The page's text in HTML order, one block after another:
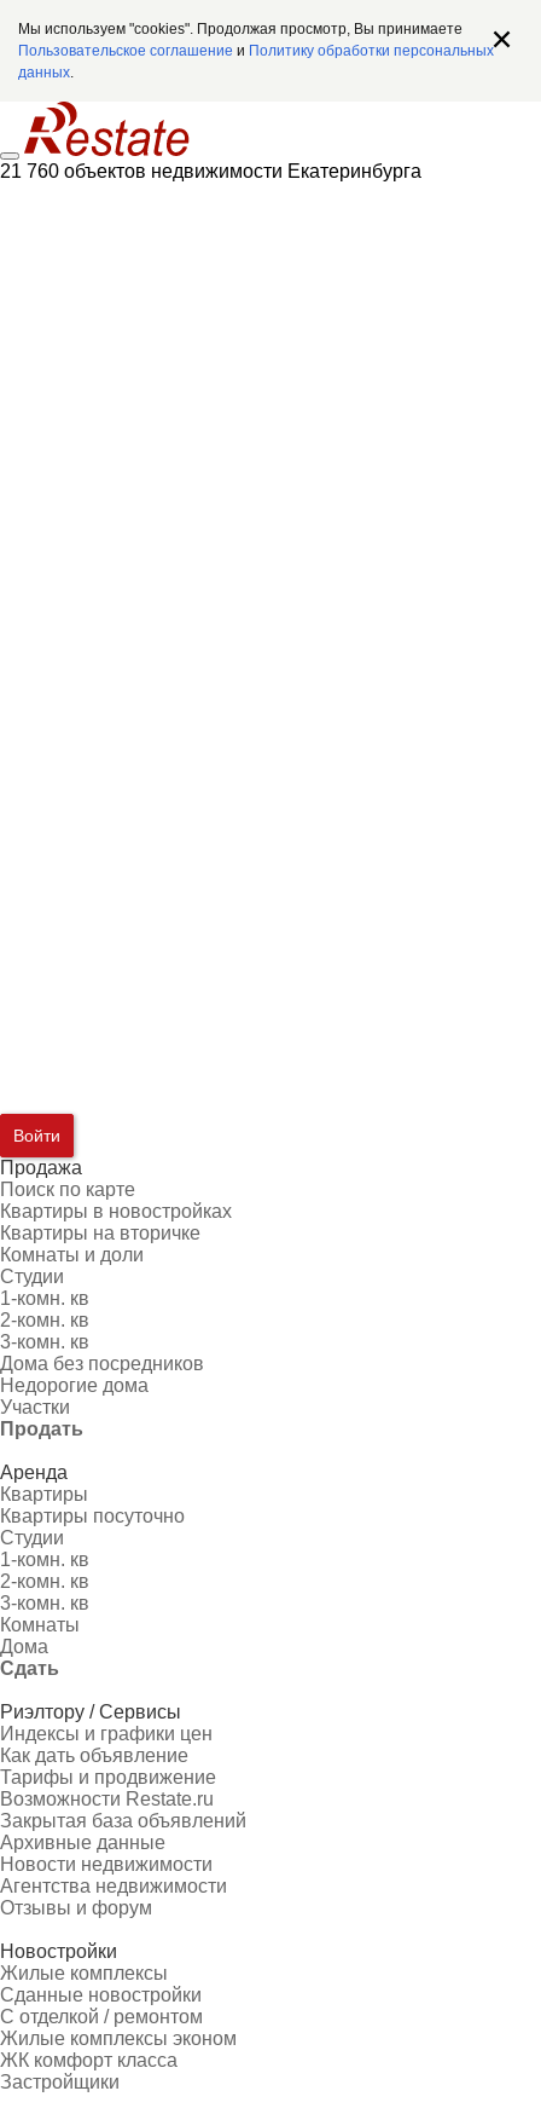
Мы используем "cookies". Продолжая просмотр, Вы принимаете
Пользовательское соглашение и Политику обработки персональных
данных.
21 760 объектов недвижимости Екатеринбурга
Войти
Продажа
Поиск по карте
Квартиры в новостройках
Квартиры на вторичке
Комнаты и доли
Студии
1-комн. кв
2-комн. кв
3-комн. кв
Дома без посредников
Недорогие дома
Участки
Продать
Аренда
Квартиры
Квартиры посуточно
Студии
1-комн. кв
2-комн. кв
3-комн. кв
Комнаты
Дома
Сдать
Риэлтору / Сервисы
Индексы и графики цен
Как дать объявление
Тарифы и продвижение
Возможности Restate.ru
Закрытая база объявлений
Архивные данные
Новости недвижимости
Агентства недвижимости
Отзывы и форум
Новостройки
Жилые комплексы
Сданные новостройки
С отделкой / ремонтом
Жилые комплексы эконом
ЖК комфорт класса
Застройщики